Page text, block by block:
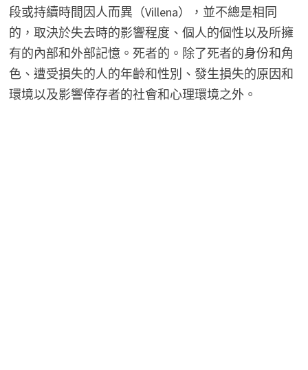
段或持續時間因人而異（Villena），並不總是相同
的，取決於失去時的影響程度、個人的個性以及所擁
有的內部和外部記憶。死者的。除了死者的身份和角
色、遭受損失的人的年齡和性別、發生損失的原因和
環境以及影響倖存者的社會和心理環境之外。